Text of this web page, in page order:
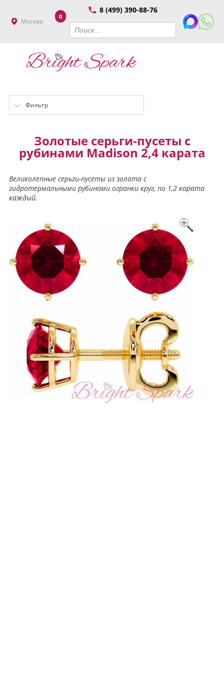
Москва
8 (499) 390-88-76
0
Фильтр
Золотые серьги-пусеты с
рубинами Madison 2,4 карата
Великолепные серьги-пусеты из золота с
гидротермальными рубинами огранки круг, по 1,2 карата
каждый.